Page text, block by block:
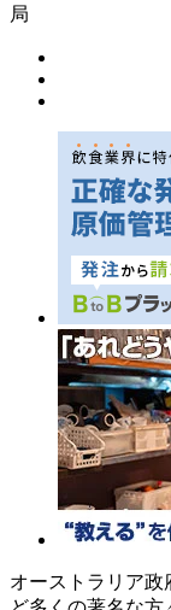
局
オーストラリア政